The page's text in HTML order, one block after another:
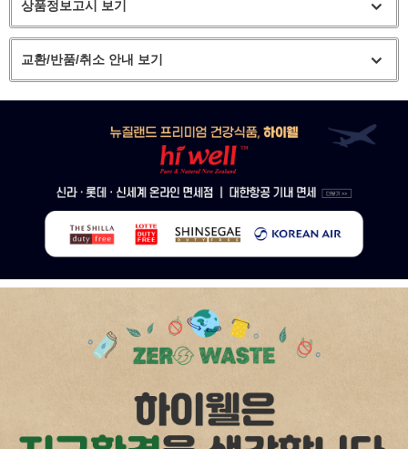
상품정보고시 보기
교환/반품/취소 안내 보기